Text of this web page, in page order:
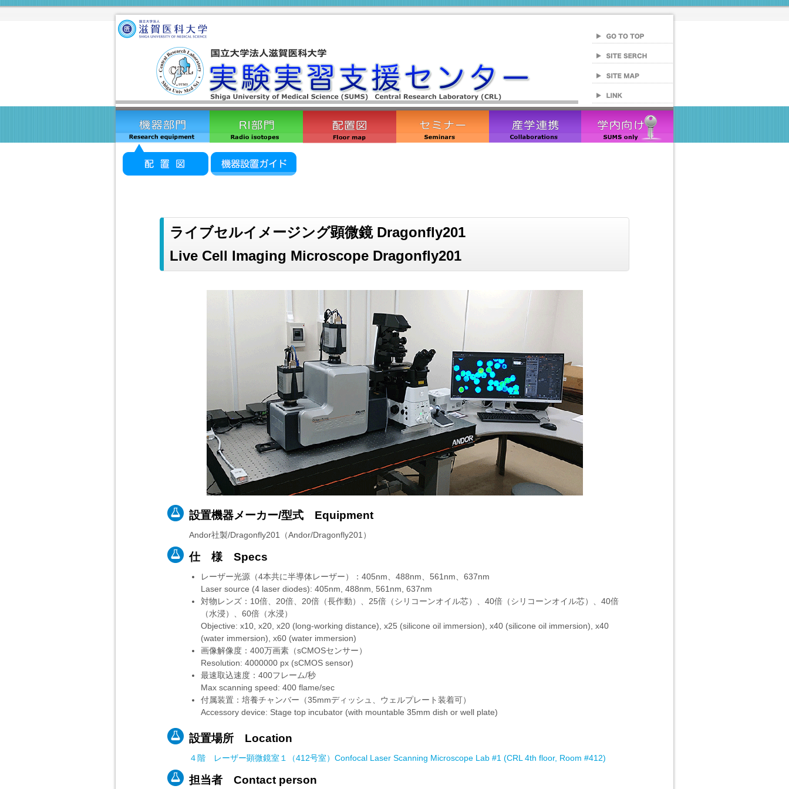
ライブセルイメージング顕微鏡 Dragonfly201
Live Cell Imaging Microscope Dragonfly201
設置機器メーカー/型式 Equipment
Andor社製/Dragonfly201（Andor/Dragonfly201）
仕 様 Specs
レーザー光源（4本共に半導体レーザー）：405nm、488nm、561nm、637nm
Laser source (4 laser diodes): 405nm, 488nm, 561nm, 637nm
対物レンズ：10倍、20倍、20倍（長作動）、25倍（シリコーンオイル芯）、40倍（シリコーンオイル芯）、40倍
（水浸）、60倍（水浸）
Objective: x10, x20, x20 (long-working distance), x25 (silicone oil immersion), x40 (silicone oil immersion), x40
(water immersion), x60 (water immersion)
画像解像度：400万画素（sCMOSセンサー）
Resolution: 4000000 px (sCMOS sensor)
最速取込速度：400フレーム/秒
Max scanning speed: 400 flame/sec
付属装置：培養チャンバー（35mmディッシュ、ウェルプレート装着可）
Accessory device: Stage top incubator (with mountable 35mm dish or well plate)
設置場所 Location
４階 レーザー顕微鏡室１（412号室） Confocal Laser Scanning Microscope Lab #1 (CRL 4th floor, Room #412)
担当者 Contact person